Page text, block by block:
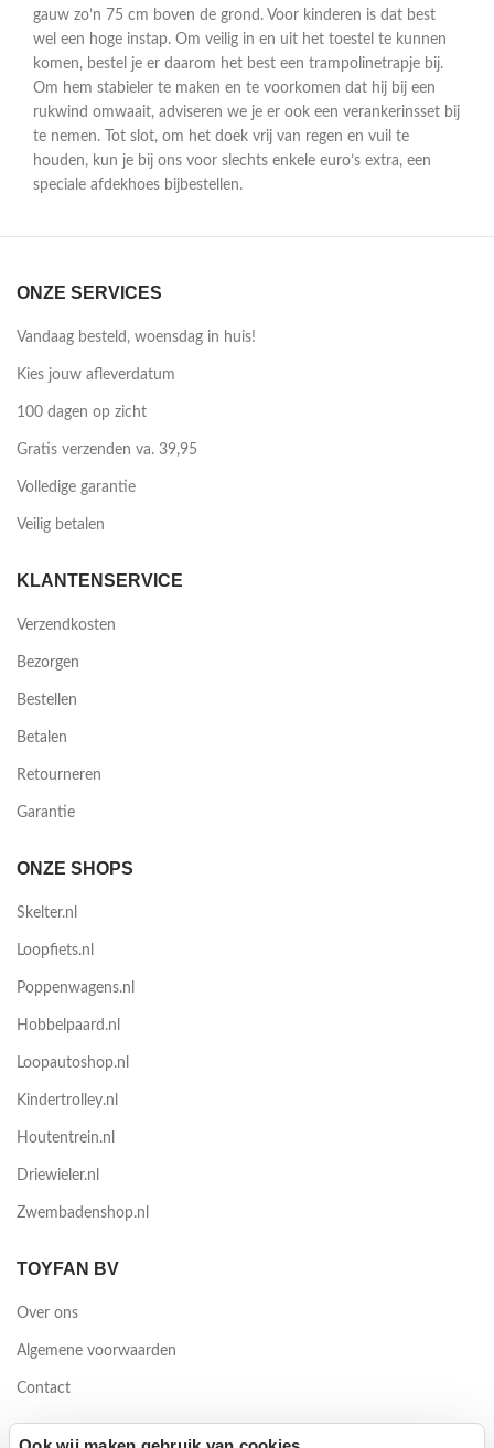
gauw zo’n 75 cm boven de grond. Voor kinderen is dat best
wel een hoge instap. Om veilig in en uit het toestel te kunnen
komen, bestel je er daarom het best een trampolinetrapje bij.
Om hem stabieler te maken en te voorkomen dat hij bij een
rukwind omwaait, adviseren we je er ook een verankerinsset bij
te nemen. Tot slot, om het doek vrij van regen en vuil te
houden, kun je bij ons voor slechts enkele euro’s extra, een
speciale afdekhoes bijbestellen.
ONZE SERVICES
Vandaag besteld, woensdag in huis!
Kies jouw afleverdatum
100 dagen op zicht
Gratis verzenden va. 39,95
Volledige garantie
Veilig betalen
KLANTENSERVICE
Verzendkosten
Bezorgen
Bestellen
Betalen
Retourneren
Garantie
ONZE SHOPS
Skelter.nl
Loopfiets.nl
Poppenwagens.nl
Hobbelpaard.nl
Loopautoshop.nl
Kindertrolley.nl
Houtentrein.nl
Driewieler.nl
Zwembadenshop.nl
TOYFAN BV
Over ons
Algemene voorwaarden
Contact
Waterwinweg 9